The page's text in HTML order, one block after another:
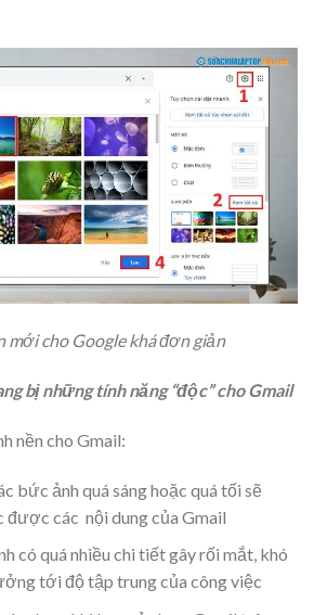
mới cho Google khá đơn giản
bị những tính năng “độc” cho Gmail
nền cho Gmail:
bức ảnh quá sáng hoặc quá tối sẽ
được các nội dung của Gmail
có quá nhiều chi tiết gây rối mắt, khó
tới độ tập trung của công việc